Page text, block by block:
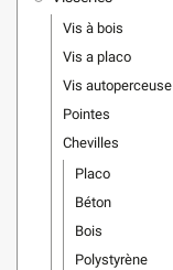
Vis à bois
Vis a placo
Vis autoperceuse
Pointes
Chevilles
Placo
Béton
Bois
Polystyrène